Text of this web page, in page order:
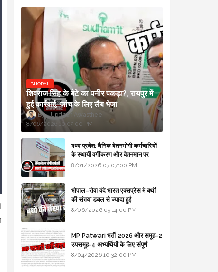
BHOPAL
शिवराज सिंह के बेटे का पनीर पकड़ा?, रायपुर में
हुई कार्रवाई, जांच के लिए लैब भेजा
Updesh Awasthee
8/06/2026 10:09:00 PM
मध्य प्रदेश: दैनिक वेतनभोगी कर्मचारियों
के स्थायी वर्गीकरण और वेतनमान पर
सरकार का बड़ा स्पष्टीकरण
8/01/2026 07:07:00 PM
भोपाल–रीवा वंदे भारत एक्सप्रेस में बर्थों
की संख्या डबल से ज्यादा हुई
8/06/2026 09:14:00 PM
MP Patwari भर्ती 2026 और समूह-2
उपसमूह-4 अभ्यर्थियों के लिए संपूर्ण
मार्गदर्शिका
8/04/2026 10:32:00 PM